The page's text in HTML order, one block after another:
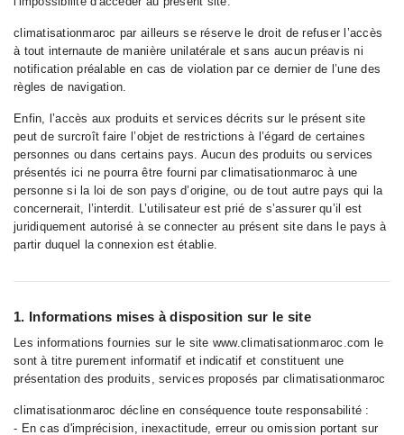
climatisationmaroc par ailleurs se réserve le droit de refuser l’accès
à tout internaute de manière unilatérale et sans aucun préavis ni
notification préalable en cas de violation par ce dernier de l’une des
règles de navigation.
Enfin, l’accès aux produits et services décrits sur le présent site
peut de surcroît faire l’objet de restrictions à l’égard de certaines
personnes ou dans certains pays. Aucun des produits ou services
présentés ici ne pourra être fourni par climatisationmaroc à une
personne si la loi de son pays d’origine, ou de tout autre pays qui la
concernerait, l’interdit. L’utilisateur est prié de s’assurer qu’il est
juridiquement autorisé à se connecter au présent site dans le pays à
partir duquel la connexion est établie.
1. Informations mises à disposition sur le site
Les informations fournies sur le site www.climatisationmaroc.com le
sont à titre purement informatif et indicatif et constituent une
présentation des produits, services proposés par climatisationmaroc
climatisationmaroc décline en conséquence toute responsabilité :
- En cas d'imprécision, inexactitude, erreur ou omission portant sur